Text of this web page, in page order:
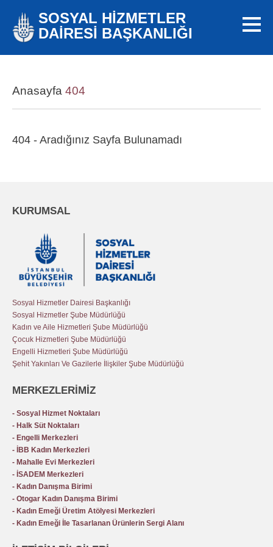
SOSYAL HİZMETLER
DAİRESİ BAŞKANLIĞI
Anasayfa 404
404 - Aradığınız Sayfa Bulunamadı
KURUMSAL
Sosyal Hizmetler Dairesi Başkanlığı
Sosyal Hizmetler Şube Müdürlüğü
Kadın ve Aile Hizmetleri Şube Müdürlüğü
Çocuk Hizmetleri Şube Müdürlüğü
Engelli Hizmetleri Şube Müdürlüğü
Şehit Yakınları Ve Gazilerle İlişkiler Şube Müdürlüğü
MERKEZLERİMİZ
- Sosyal Hizmet Noktaları
- Halk Süt Noktaları
- Engelli Merkezleri
- İBB Kadın Merkezleri
- Mahalle Evi Merkezleri
- İSADEM Merkezleri
- Kadın Danışma Birimi
- Otogar Kadın Danışma Birimi
- Kadın Emeği Üretim Atölyesi Merkezleri
- Kadın Emeği İle Tasarlanan Ürünlerin Sergi Alanı